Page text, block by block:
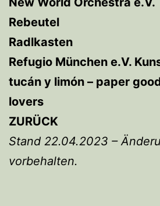
Rebeutel
Radlkasten
Refugio München e.V.
tucán y limón – paper
lovers
ZURÜCK
Stand 22.04.2023 –
vorbehalten.